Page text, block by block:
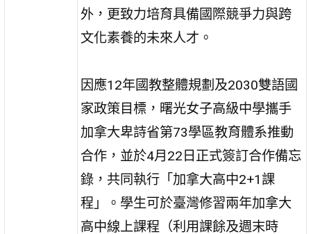
外，更致力培育具備國際競爭力與跨
文化素養的未來人才。
因應12年國教整體規劃及2030雙語國
家政策目標，曙光女子高級中學攜手
加拿大卑詩省第73學區教育體系推動
合作，並於4月22日正式簽訂合作備忘
錄，共同執行「加拿大高中2+1課
程」。學生可於臺灣修習兩年加拿大
高中線上課程（利用課餘及週末時